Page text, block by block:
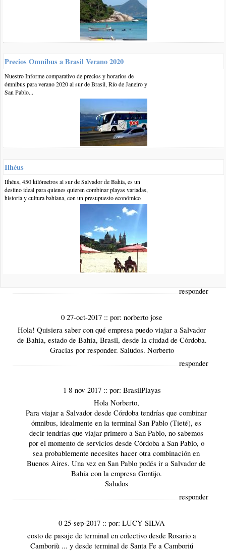
0 7-nov-2017::por:analia
buenas tardes. me gustaria saber dede salta para rio de janeiro
para el 13 hasta el 17 de noviembre/17 que empresa hora d
0 31-oct-2017::por:yamile
cuanto cuesta el boleto ida y vuelta
norte, no sabemos aún de precios para el verano, pero
tenemos información de que tienen promociones durante
noviembre, posiblemente antes de aumentar el precio para
temporada alta.
Saludos
2 14-nov-2017 por:BrasilPlayas
responder
0 27-oct-2017 ::por:norberto jose
Hola! Quisiera saber con qué empresa puedo viajar a Salvador
de Bahía, estado de Bahía, Brasil, desde la ciudad de Córdoba.
Gracias por responder. Saludos. Norberto
responder
1 8-nov-2017 :: por: BrasilPlayas
Hola Norberto,
Para viajar a Salvador desde Córdoba tendrías que combinar
ómnibus, idealmente en la terminal San Pablo (Tieté), es
decir tendrías que viajar primero a San Pablo, no sabemos
por el momento de servicios desde Córdoba a San Pablo, o
sea probablemente necesites hacer otra combinación en
Buenos Aires. Una vez en San Pablo podés ir aSalvador de
Bahía con la empresa Gontijo.
Saludos
responder
0 25-sep-2017 ::por:LUCY SILVA
costo de pasaje de terminal en colectivo desde Rosario a
Camboriù ... y desde terminal de Santa Fe a Camboriú
Precios Omnibus a Brasil Verano 2020
Nuestro Informe comparativo de precios y horarios de
ómnibus para verano 2020 al sur de Brasil, Río de Janeiro y
San Pablo...
Ilhéus
Ilhéus, 450 kilómetros al sur de Salvador de Bahía, es un
destino ideal para quienes quieren combinar playas variadas,
historia y cultura bahiana, con un presupuesto económico